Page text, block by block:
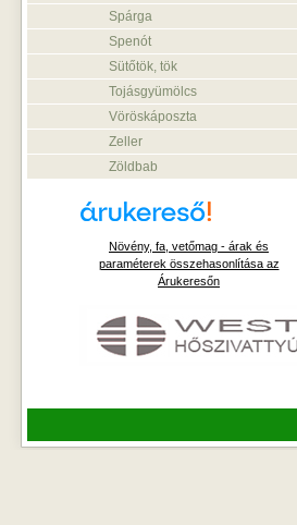
Spárga
Spenót
Sütőtök, tök
Tojásgyümölcs
Vöröskáposzta
Zeller
Zöldbab
Növény, fa, vetőmag - árak és
paraméterek összehasonlítása az
Árukeresőn